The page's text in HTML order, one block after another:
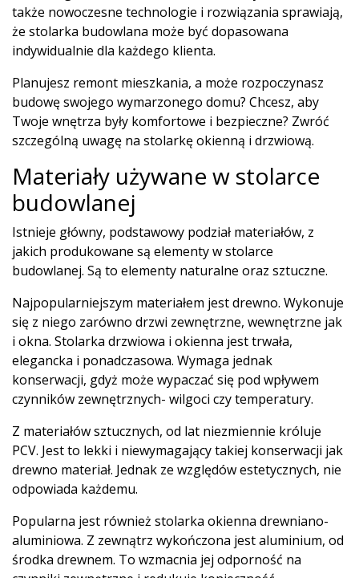
także nowoczesne technologie i rozwiązania sprawiają,
że stolarka budowlana może być dopasowana
indywidualnie dla każdego klienta.
Planujesz remont mieszkania, a może rozpoczynasz
budowę swojego wymarzonego domu? Chcesz, aby
Twoje wnętrza były komfortowe i bezpieczne? Zwróć
szczególną uwagę na stolarkę okienną i drzwiową.
Materiały używane w stolarce
budowlanej
Istnieje główny, podstawowy podział materiałów, z
jakich produkowane są elementy w stolarce
budowlanej. Są to elementy naturalne oraz sztuczne.
Najpopularniejszym materiałem jest drewno. Wykonuje
się z niego zarówno drzwi zewnętrzne, wewnętrzne jak
i okna. Stolarka drzwiowa i okienna jest trwała,
elegancka i ponadczasowa. Wymaga jednak
konserwacji, gdyż może wypaczać się pod wpływem
czynników zewnętrznych- wilgoci czy temperatury.
Z materiałów sztucznych, od lat niezmiennie króluje
PCV. Jest to lekki i niewymagający takiej konserwacji jak
drewno materiał. Jednak ze względów estetycznych, nie
odpowiada każdemu.
Popularna jest również stolarka okienna drewniano-
aluminiowa. Z zewnątrz wykończona jest aluminium, od
środka drewnem. To wzmacnia jej odporność na